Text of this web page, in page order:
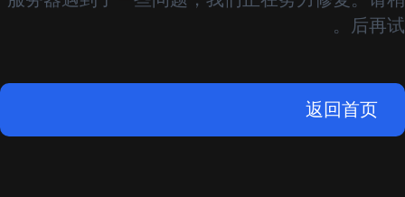
后再试。
返回首页